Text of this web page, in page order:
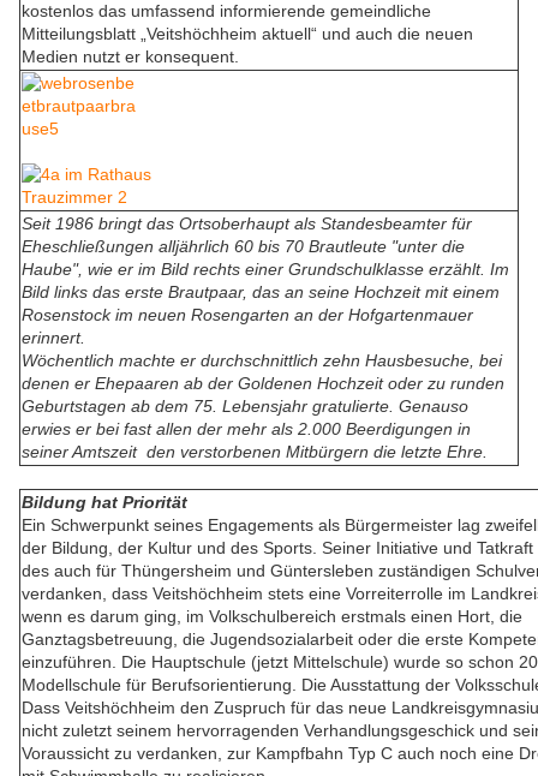
kostenlos das umfassend informierende gemeindliche
Mitteilungsblatt „Veitshöchheim aktuell“ und auch die neuen
Medien nutzt er konsequent.
Seit 1986 bringt das Ortsoberhaupt als Standesbeamter für
Eheschließungen alljährlich 60 bis 70 Brautleute "unter die
Haube", wie er im Bild rechts einer Grundschulklasse erzählt. Im
Bild links das erste Brautpaar, das an seine Hochzeit mit einem
Rosenstock im neuen Rosengarten an der Hofgartenmauer
erinnert.
Wöchentlich machte er durchschnittlich zehn Hausbesuche, bei
denen er Ehepaaren ab der Goldenen Hochzeit oder zu runden
Geburtstagen ab dem 75. Lebensjahr gratulierte. Genauso
erwies er bei fast allen der mehr als 2.000 Beerdigungen in
seiner Amtszeit den verstorbenen Mitbürgern die letzte Ehre.
Bildung hat Priorität
Ein Schwerpunkt seines Engagements als Bürgermeister lag
der Bildung, der Kultur und des Sports. Seiner Initiative und
des auch für Thüngersheim und Güntersleben zuständigen
verdanken, dass Veitshöchheim stets eine Vorreiterrolle im
wenn es darum ging, im Volkschulbereich erstmals einen Hort, die
Ganztagsbetreuung, die Jugendsozialarbeit oder die erste
einzuführen. Die Hauptschule (jetzt Mittelschule) wurde so schon
Modellschule für Berufsorientierung. Die Ausstattung der
Dass Veitshöchheim den Zuspruch für das neue
nicht zuletzt seinem hervorragenden Verhandlungsgeschick und
Voraussicht zu verdanken, zur Kampfbahn Typ C auch noch eine